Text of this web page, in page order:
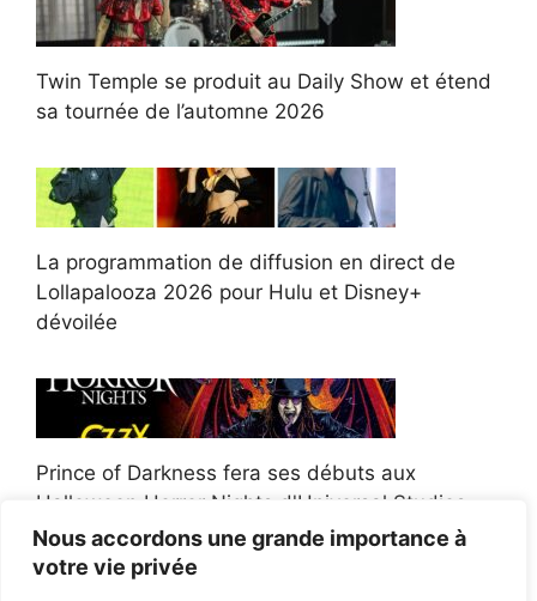
Nous accordons une grande importance à
votre vie privée
Twin Temple se produit au Daily Show et étend
sa tournée de l’automne 2026
La programmation de diffusion en direct de
Lollapalooza 2026 pour Hulu et Disney+
dévoilée
Prince of Darkness fera ses débuts aux
Halloween Horror Nights d'Universal Studios